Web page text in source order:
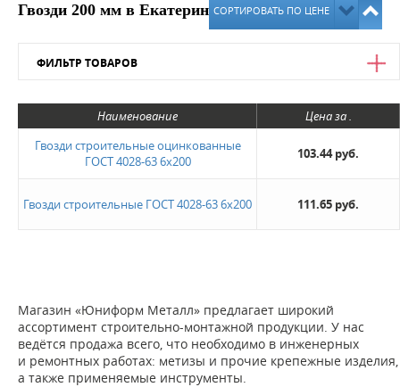
Гвозди 200 мм в ЕкатеринбургеСОРТИРОВАТЬ ПО ЦЕНЕ
ФИЛЬТР ТОВАРОВ
Цена
от до
Не нашли ничего подходящего?
Оставьте заявку - мы найдем то, что вам нужно
Наименование
Цена за .
Гвозди строительные оцинкованные
ГОСТ 4028-63 6х200
103.44 руб.
Гвозди строительные ГОСТ 4028-63 6х200 111.65 руб.
Магазин «Юниформ Металл» предлагает широкий
ассортимент строительно-монтажной продукции. У нас
ведётся продажа всего, что необходимо в инженерных
и ремонтных работах: метизы и прочие крепежные изделия,
а также применяемые инструменты.